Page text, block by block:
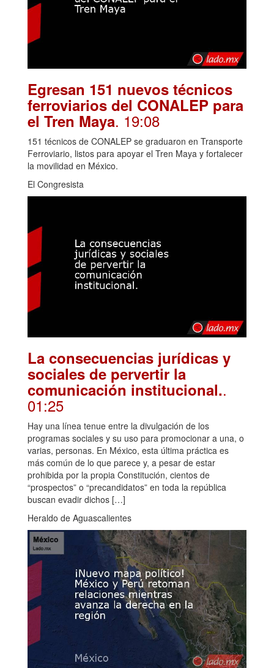
Egresan 151 nuevos técnicos
ferroviarios del CONALEP para
el Tren Maya. 19:08
151 técnicos de CONALEP se graduaron en Transporte
Ferroviario, listos para apoyar el Tren Maya y fortalecer
la movilidad en México.
El Congresista
La consecuencias jurídicas y
sociales de pervertir la
comunicación institucional..
01:25
Hay una línea tenue entre la divulgación de los
programas sociales y su uso para promocionar a una, o
varias, personas. En México, esta última práctica es
más común de lo que parece y, a pesar de estar
prohibida por la propia Constitución, cientos de
“prospectos” o “precandidatos” en toda la república
buscan evadir dichos […]
Heraldo de Aguascalientes